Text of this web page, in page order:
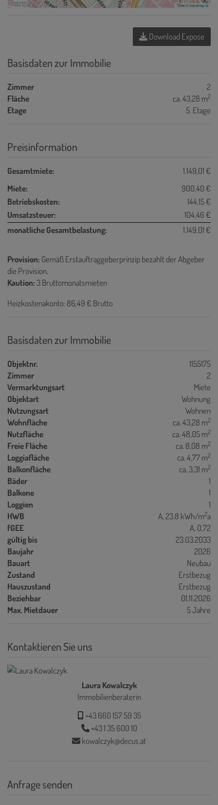
Tiles ©basemap.at
Download Expose
Basisdaten zur Immobilie
Zimmer
2
Fläche
ca. 43,28 m2
Etage 5. Etage
Preisinformation
Gesamtmiete:
1.149,01 €
Miete:
900,40 €
Betriebskosten:
144,15 €
Umsatzsteuer:
104,46 €
monatliche Gesamtbelastung:
1.149,01 €
Provision: Gemäß Erstauftraggeberprinzip bezahlt der Abgeber
die Provision.
Kaution:3 Bruttomonatsmieten
Heizkostenakonto: 86,49 € Brutto
Basisdaten zur Immobilie
Objektnr.
1155175
Zimmer
2
Vermarktungsart
Miete
Objektart
Wohnung
Nutzungsart
Wohnen
Wohnfläche
ca. 43,28 m2
Nutzfläche ca. 48,05 m2
Freie Fläche ca. 8,08 m2
Loggiafläche ca. 4,77 m2
Balkonfläche ca. 3,31 m2
Bäder
1
Balkone
1
Loggien
1
HWB
A, 23.8 kWh/m2a
fGEE
A, 0,72
gültig bis
23.03.2033
Baujahr
2026
Bauart
Neubau
Zustand
Erstbezug
Hauszustand
Erstbezug
Beziehbar
01.11.2026
Max. Mietdauer
5 Jahre
Kontaktieren Sie uns
Laura Kowalczyk
Immobilienberaterin
+43 660 157 59 35
+43 1 35 600 10
kowalczyk@decus.at
Anfrage senden